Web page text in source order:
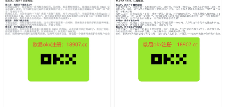
内就能完成下载、安装和基本设
置。不管你是安卓还是苹果手
机，新手也能轻松搞定。跟着这
些步骤走，保证零压力。
量超500亿美元。它支持现货、
合约等多种功能，但安装时常遇
网络或权限问题。本文一步步教
你安装，还附常见故障例子，让
你轻松上手。scribd+1